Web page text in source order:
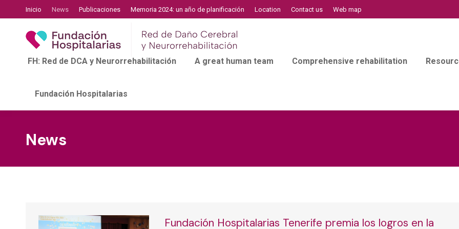
Inicio News Publicaciones Memoria 2024: un año de planificación Location Contact us Web map
FH: Red de DCA y Neurorrehabilitación A great human team Comprehensive rehabilitation
Fundación Hospitalarias
News
Fundación Hospitalarias Tenerife premia los logros en la